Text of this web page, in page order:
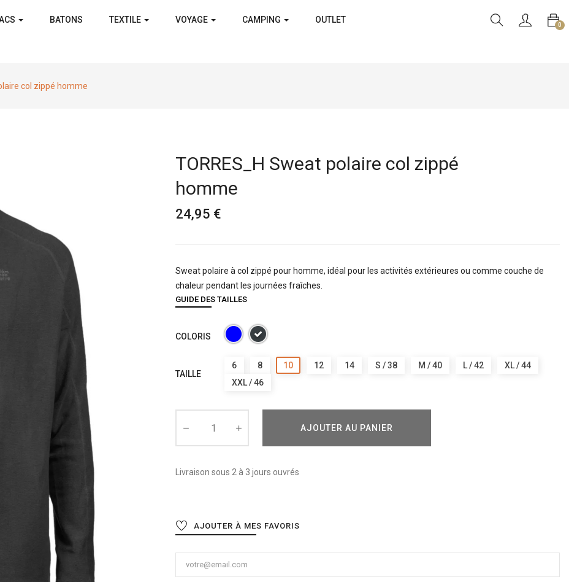
BATONS TEXTILE VOYAGE CAMPING OUTLET
0
col zippé homme
TORRES_H Sweat polaire col zippé
homme
24,95 €
Sweat polaire à col zippé pour homme, idéal pour les activités extérieures ou comme couche de
chaleur pendant les journées fraîches.
GUIDE DES TAILLES
COLORIS
TAILLE
6 8 10 12 14 S / 38 M / 40 L / 42
XL / 44
XXL / 46
AJOUTER AU PANIER
Livraison sous 2 à 3 jours ouvrés
AJOUTER À MES FAVORIS